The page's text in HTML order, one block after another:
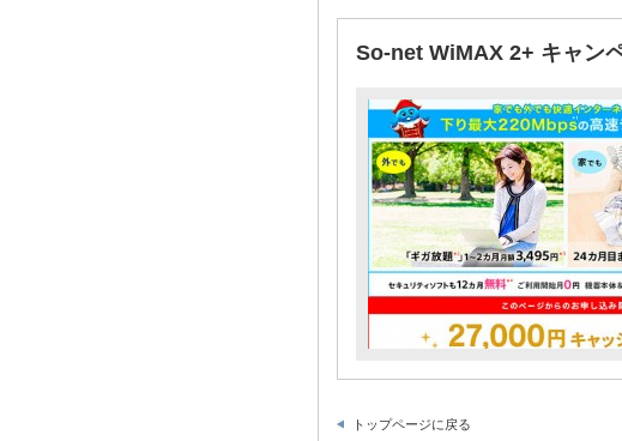
So-net WiMAX 2+ キャン
トップページに戻る